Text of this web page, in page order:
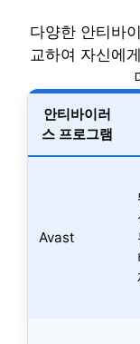
다양한 안티바
교하여 자신에
안티바이러
스 프로그램
Avast